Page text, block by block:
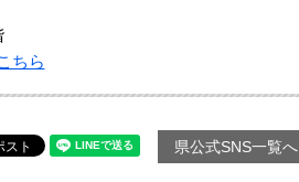
ちら
県公式SNS一覧へ